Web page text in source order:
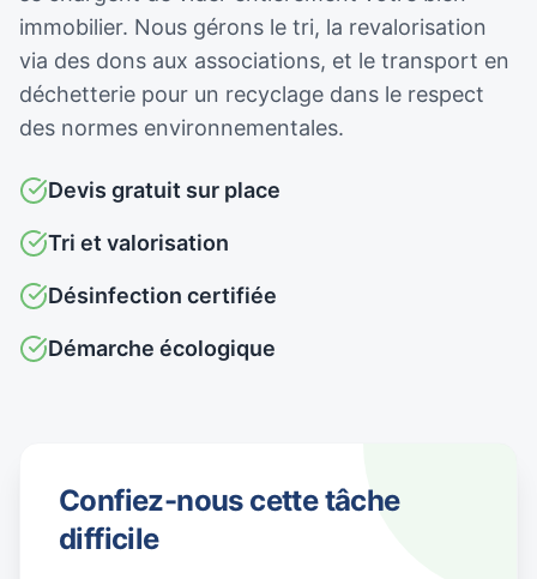
immobilier. Nous gérons le tri, la revalorisation
via des dons aux associations, et le transport en
déchetterie pour un recyclage dans le respect
des normes environnementales.
Devis gratuit sur place
Tri et valorisation
Désinfection certifiée
Démarche écologique
Confiez-nous cette tâche
difficile